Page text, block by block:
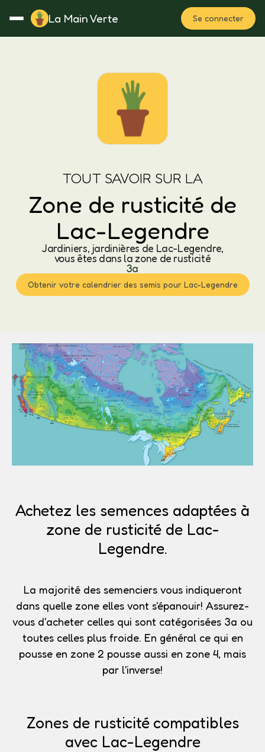
La Main Verte Se connecter
Notes Fertilisation
TOUT SAVOIR SUR LA
Zone de rusticité de
Lac-Legendre
Jardiniers, jardinières de Lac-Legendre,
vous êtes dans la zone de rusticité
3a
Obtenir votre calendrier des semis pour Lac-Legendre
Achetez les semences adaptées à
zone de rusticité de Lac-
Legendre.
La majorité des semenciers vous indiqueront
dans quelle zone elles vont s'épanouir! Assurez-
vous d'acheter celles qui sont catégorisées 3a ou
toutes celles plus froide. En général ce qui en
pousse en zone 2 pousse aussi en zone 4, mais
par l'inverse!
Zones de rusticité compatibles
avec Lac-Legendre